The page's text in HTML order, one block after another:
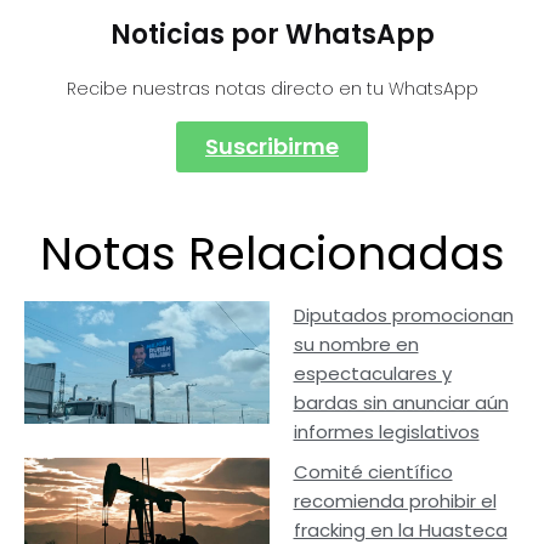
Noticias por WhatsApp
Recibe nuestras notas directo en tu WhatsApp
Suscribirme
Notas Relacionadas
Diputados promocionan
su nombre en
espectaculares y
bardas sin anunciar aún
informes legislativos
Comité científico
recomienda prohibir el
fracking en la Huasteca